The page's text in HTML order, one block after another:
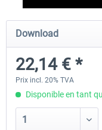
Perfect Flight - Flying
15,00 € *
Download
22,14 € *
Prix incl. 20% TVA
Disponible en tant